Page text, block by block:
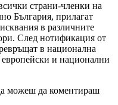
страни-членки на
България, прилагат
в различните
След нотификация от
в национална
европейски и национални
можеш да коментираш